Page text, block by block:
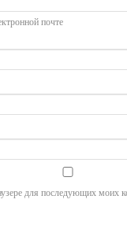
почте
для последующих моих